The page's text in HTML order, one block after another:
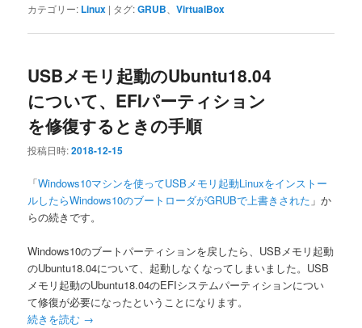
カテゴリー: Linux | タグ:GRUB 、VirtualBox
USBメモリ起動のUbuntu18.04
について、EFIパーティション
を修復するときの手順
投稿日時:2018-12-15
「Windows10マシンを使ってUSBメモリ起動Linuxをインストー
ルしたらWindows10のブートローダがGRUBで上書きされた 」か
らの続きです。
Windows10のブートパーティションを戻したら、USBメモリ起動
のUbuntu18.04について、起動しなくなってしまいました。USB
メモリ起動のUbuntu18.04のEFIシステムパーティションについ
て修復が必要になったということになります。
続きを読む →